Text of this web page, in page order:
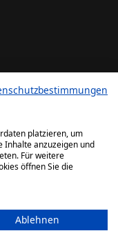
platzieren, um
Inhalte anzuzeigen und
Für weitere
öffnen Sie die
Ablehnen